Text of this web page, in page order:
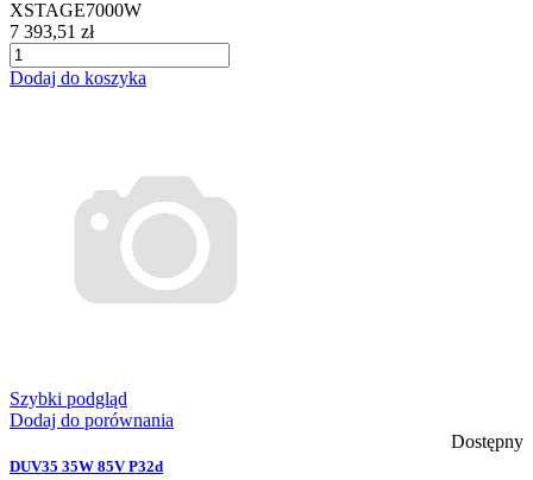
XSTAGE7000W
7 393,51 zł
Dodaj do koszyka
Szybki podgląd
Dodaj do porównania
Dostępny
DUV35 35W 85V P32d